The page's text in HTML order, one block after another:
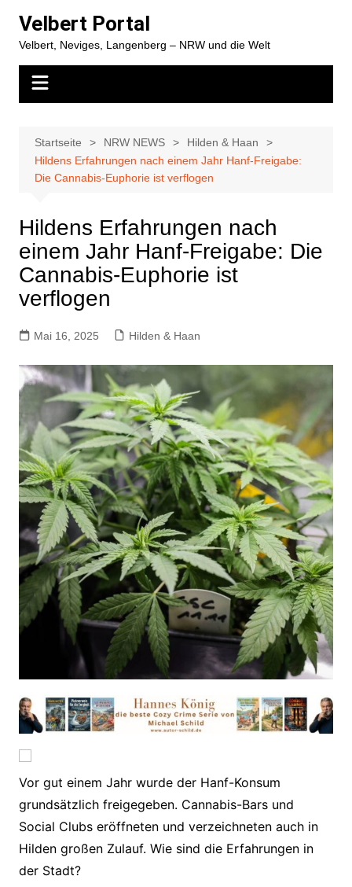
Inhalt
springen
Velbert Portal
Velbert, Neviges, Langenberg – NRW und die Welt
Startseite NRW NEWS
Hilden & Haan
Hildens Erfahrungen nach einem Jahr Hanf-Freigabe:
Die Cannabis-Euphorie ist verflogen
Hildens Erfahrungen nach
einem Jahr Hanf-Freigabe: Die
Cannabis-Euphorie ist
verflogen
Mai 16, 2025 Hilden & Haan
Vor gut einem Jahr wurde der Hanf-Konsum
grundsätzlich freigegeben. Cannabis-Bars und
Social Clubs eröffneten und verzeichneten auch in
Hilden großen Zulauf. Wie sind die Erfahrungen in
der Stadt?